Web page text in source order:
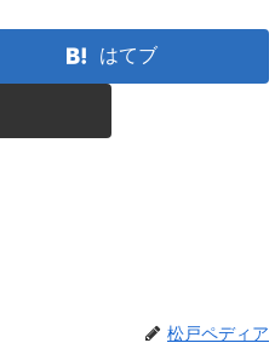
はてブ
松戸ペディア